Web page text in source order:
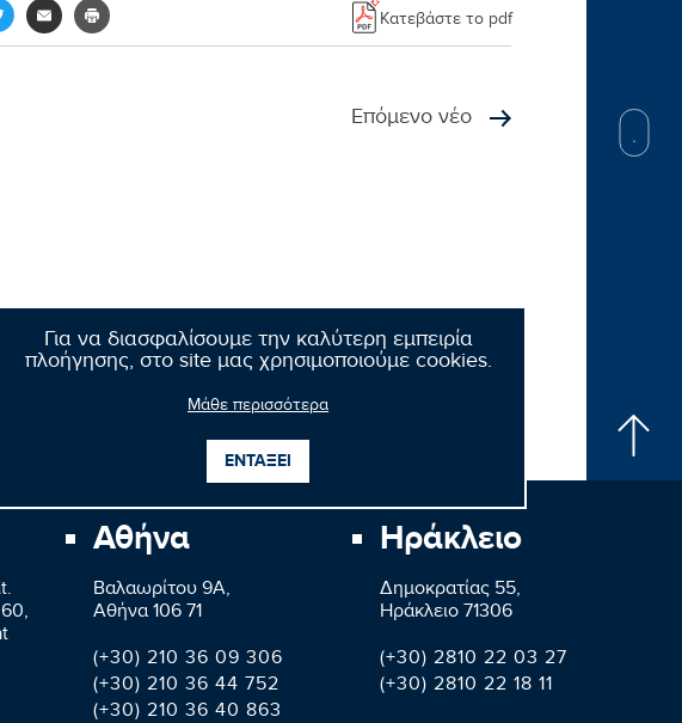
Για να διασφαλίσουμε την καλύτερη εμπειρία
πλοήγησης, στο site μας χρησιμοποιούμε cookies.
Μάθε περισσότερα
ΕΝΤΑΞΕΙ
Κατεβάστε το pdf
Επόμενο νέο
Αθήνα
Βαλαωρίτου 9A,
Aθήνα 106 71
(+30) 210 36 09 306
(+30) 210 36 44 752
(+30) 210 36 40 863
Ηράκλειο
Δημοκρατίας 55,
Ηράκλειο 71306
(+30) 2810 22 03 27
(+30) 2810 22 18 11